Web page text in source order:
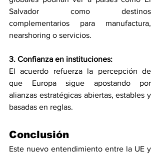
Salvador como destinos
complementarios para manufactura,
nearshoring o servicios.
3. Confianza en instituciones:
El acuerdo refuerza la percepción de
que Europa sigue apostando por
alianzas estratégicas abiertas, estables y
basadas en reglas.
Conclusión
Este nuevo entendimiento entre la UE y